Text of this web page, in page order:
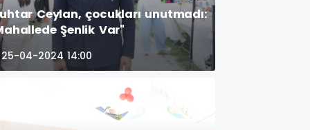
Ceylan, çocukları unutmadı:
Şenlik Var"
25-04-2024 14:00